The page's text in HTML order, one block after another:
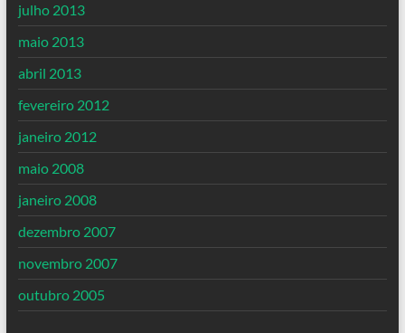
julho 2013
maio 2013
abril 2013
fevereiro 2012
janeiro 2012
maio 2008
janeiro 2008
dezembro 2007
novembro 2007
outubro 2005